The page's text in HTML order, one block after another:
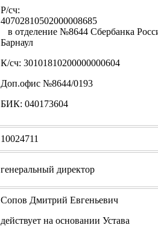
Р/сч:
в отделение №8644 Сбербанка
Барнаул
К/сч: 30101810200000000604
Доп.офис №8644/0193
БИК: 040173604
10024711
генеральный директор
Сопов Дмитрий Евгеньевич
действует на основании Устава